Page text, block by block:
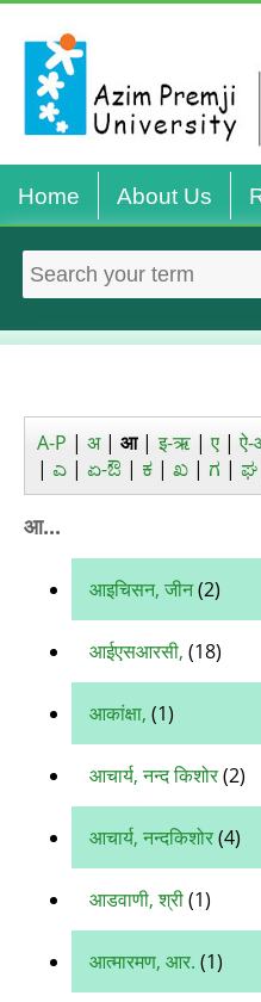
Home About Us
A-P |अ|आ|इ-ऋ|ए|
| ಎ | ಏ-ಔ | ಕ | ಖ | ಗ | ಘ
आ...
आइचिसन, जीन(2)
आईएसआरसी, (18)
आकांक्षा, (1)
आचार्य, नन्द किशोर(2)
आचार्य, नन्दकिशोर(4)
आडवाणी, श्री(1)
आत्मारमण, आर. (1)